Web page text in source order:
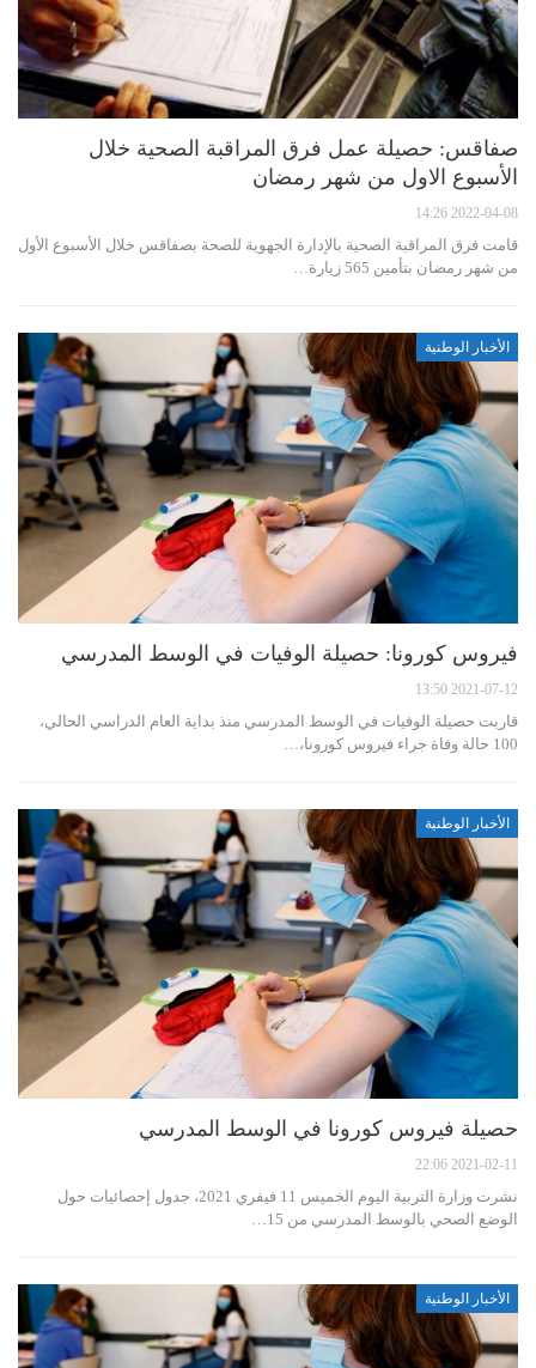
صفاقس: حصيلة عمل فرق المراقبة الصحية خلال
الأسبوع الاول من شهر رمضان
2022-04-08 14:26
قامت فرق المراقبة الصحية بالإدارة الجهوية للصحة بصفاقس خلال الأسبوع الأول
من شهر رمضان بتأمين 565 زيارة…
الأخبار الوطنية
فيروس كورونا: حصيلة الوفيات في الوسط المدرسي
2021-07-12 13:50
قاربت حصيلة الوفيات في الوسط المدرسي منذ بداية العام الدراسي الحالي،
100 حالة وفاة جراء فيروس كورونا،…
الأخبار الوطنية
حصيلة فيروس كورونا في الوسط المدرسي
2021-02-11 22:06
نشرت وزارة التربية اليوم الخميس 11 فيفري 2021، جدول إحصائيات حول
الوضع الصحي بالوسط المدرسي من 15…
الأخبار الوطنية